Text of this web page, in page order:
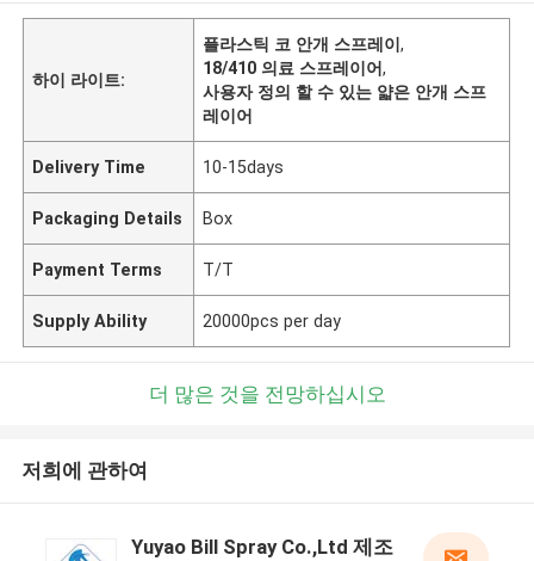
하이 라이트:
플라스틱 코 안개 스프레이,
18/410 의료 스프레이어,
사용자 정의 할 수 있는 얇은 안개 스프
레이어
Delivery Time 10-15days
Packaging Details Box
Payment Terms T/T
Supply Ability 20000pcs per day
더 많은 것을 전망하십시오
저희에 관하여
Yuyao Bill Spray Co.,Ltd 제조